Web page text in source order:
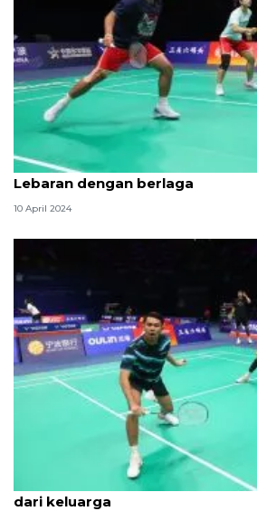
Kesan Rehan/Lisa hingga Lanny/
Lebaran dengan berlaga
10 April 2024
Fajar/Rian siap tampil di BAC
dari keluarga